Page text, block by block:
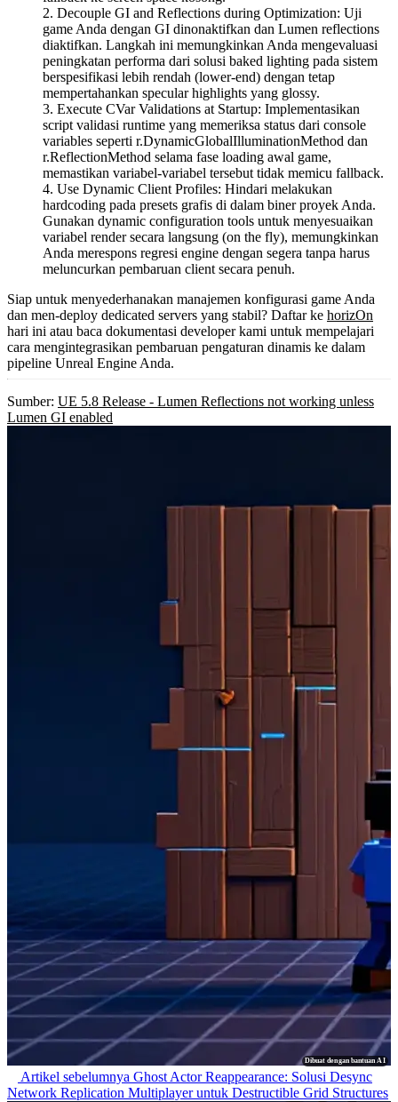
Decouple GI and Reflections during Optimization: Uji
game Anda dengan GI dinonaktifkan dan Lumen reflections
diaktifkan. Langkah ini memungkinkan Anda mengevaluasi
peningkatan performa dari solusi baked lighting pada sistem
berspesifikasi lebih rendah (lower-end) dengan tetap
mempertahankan specular highlights yang glossy.
Execute CVar Validations at Startup: Implementasikan
script validasi runtime yang memeriksa status dari console
variables seperti r.DynamicGlobalIlluminationMethod dan
r.ReflectionMethod selama fase loading awal game,
memastikan variabel-variabel tersebut tidak memicu fallback.
Use Dynamic Client Profiles: Hindari melakukan
hardcoding pada presets grafis di dalam biner proyek Anda.
Gunakan dynamic configuration tools untuk menyesuaikan
variabel render secara langsung (on the fly), memungkinkan
Anda merespons regresi engine dengan segera tanpa harus
meluncurkan pembaruan client secara penuh.
Siap untuk menyederhanakan manajemen konfigurasi game Anda
dan men-deploy dedicated servers yang stabil? Daftar ke horizOn
hari ini atau baca dokumentasi developer kami untuk mempelajari
cara mengintegrasikan pembaruan pengaturan dinamis ke dalam
pipeline Unreal Engine Anda.
Sumber: UE 5.8 Release - Lumen Reflections not working unless
Lumen GI enabled
Dibuat dengan bantuan AI
Artikel sebelumnya Ghost Actor Reappearance: Solusi Desync
Network Replication Multiplayer untuk Destructible Grid Structures